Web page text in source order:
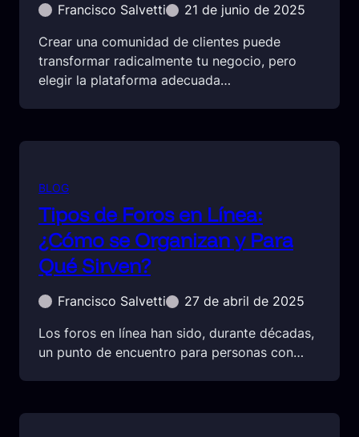
Francisco Salvetti
21 de junio de 2025
Crear una comunidad de clientes puede
transformar radicalmente tu negocio, pero
elegir la plataforma adecuada…
BLOG
Tipos de Foros en Línea:
¿Cómo se Organizan y Para
Qué Sirven?
Francisco Salvetti
27 de abril de 2025
Los foros en línea han sido, durante décadas,
un punto de encuentro para personas con…